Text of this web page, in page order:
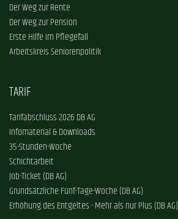
Der Weg zur Rente
Der Weg zur Pension
Erste Hilfe im Pflegefall
Arbeitskreis Seniorenpolitik
TARIF
Tarifabschluss 2026 DB AG
Infomaterial & Downloads
35-Stunden-Woche
Schichtarbeit
Job-Ticket (DB AG)
Grundsätzliche Fünf-Tage-Woche (DB AG)
Erhöhung des Entgeltes - Mehr als nur Plus (DB AG)